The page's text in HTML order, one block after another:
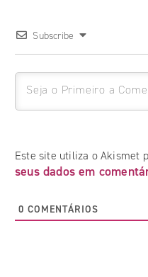
Subscribe
Este site utiliza o Akismet
seus dados em
0 COMENTÁRIOS